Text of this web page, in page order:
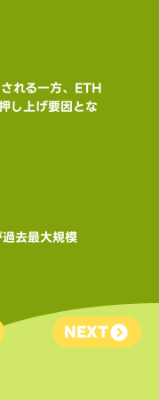
れる一方、ETH
し上げ要因とな
去最大規模
NEXT